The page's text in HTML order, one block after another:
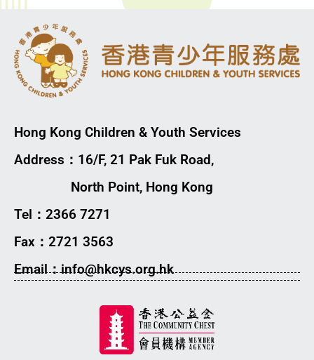
Hong Kong Children & Youth Services
Address：16/F, 21 Pak Fuk Road,
North Point, Hong Kong
Tel：2366 7271
Fax：2721 3563
Email：info@hkcys.org.hk